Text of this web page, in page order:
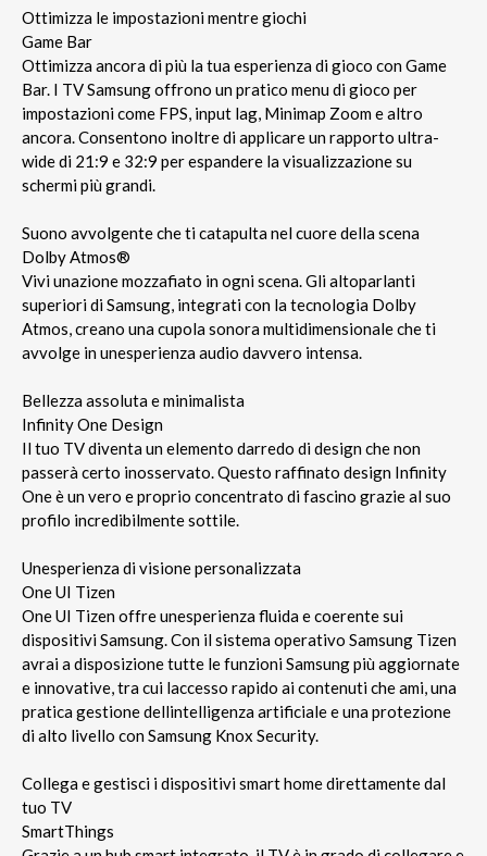
Ottimizza le impostazioni mentre giochi
Game Bar
Ottimizza ancora di più la tua esperienza di gioco con Game
Bar. I TV Samsung offrono un pratico menu di gioco per
impostazioni come FPS, input lag, Minimap Zoom e altro
ancora. Consentono inoltre di applicare un rapporto ultra-
wide di 21:9 e 32:9 per espandere la visualizzazione su
schermi più grandi.
Suono avvolgente che ti catapulta nel cuore della scena
Dolby Atmos®
Vivi unazione mozzafiato in ogni scena. Gli altoparlanti
superiori di Samsung, integrati con la tecnologia Dolby
Atmos, creano una cupola sonora multidimensionale che ti
avvolge in unesperienza audio davvero intensa.
Bellezza assoluta e minimalista
Infinity One Design
Il tuo TV diventa un elemento darredo di design che non
passerà certo inosservato. Questo raffinato design Infinity
One è un vero e proprio concentrato di fascino grazie al suo
profilo incredibilmente sottile.
Unesperienza di visione personalizzata
One UI Tizen
One UI Tizen offre unesperienza fluida e coerente sui
dispositivi Samsung. Con il sistema operativo Samsung Tizen
avrai a disposizione tutte le funzioni Samsung più aggiornate
e innovative, tra cui laccesso rapido ai contenuti che ami, una
pratica gestione dellintelligenza artificiale e una protezione
di alto livello con Samsung Knox Security.
Collega e gestisci i dispositivi smart home direttamente dal
tuo TV
SmartThings